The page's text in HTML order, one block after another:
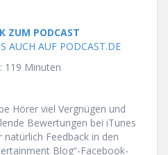
ZUM PODCAST
AUCH AUF PODCAST.DE
119 Minuten
Hörer viel Vergnügen und
Bewertungen bei iTunes
Feedback in den
Blog“-Facebook-